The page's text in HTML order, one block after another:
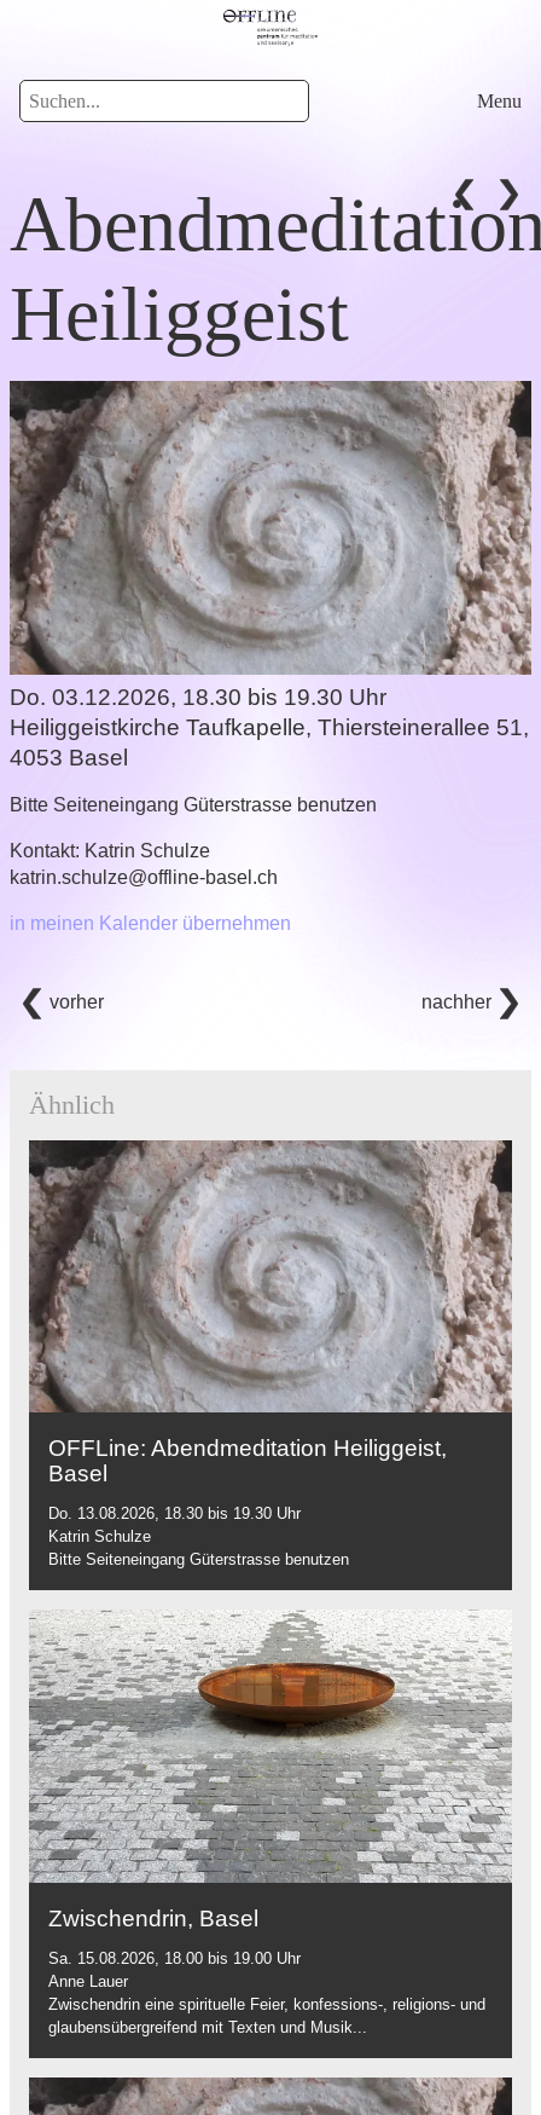
Menu
Heiliggeist
Do. 03.12.2026, 18.30 bis 19.30 Uhr
Heiliggeistkirche Taufkapelle, Thiersteinerallee 51,
4053 Basel
Bitte Seiteneingang Güterstrasse benutzen
Kontakt: Katrin Schulze
katrin.schulze@offline-basel.ch
in meinen Kalender übernehmen
vorher nachher
Ähnlich
OFFLine: Abendmeditation Heiliggeist,
Basel
Do. 13.08.2026, 18.30 bis 19.30 Uhr
Katrin Schulze
Bitte Seiteneingang Güterstrasse benutzen
Zwischendrin, Basel
Sa. 15.08.2026, 18.00 bis 19.00 Uhr
Anne Lauer
Zwischendrin eine spirituelle Feier, konfessions-, religions- und
glaubensübergreifend mit Texten und Musik...